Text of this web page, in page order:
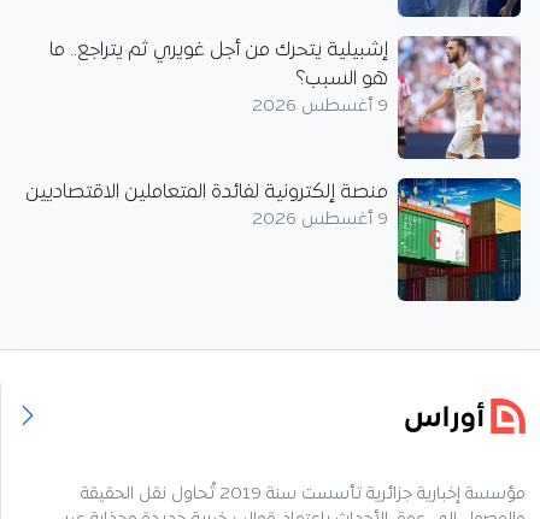
إشبيلية يتحرك من أجل غويري ثم يتراجع.. ما
هو السبب؟
9 أغسطس 2026
منصة إلكترونية لفائدة المتعاملين الاقتصاديين
9 أغسطس 2026
مؤسسة إخبارية جزائرية تأسست سنة 2019 تُحاول نقل الحقيقة